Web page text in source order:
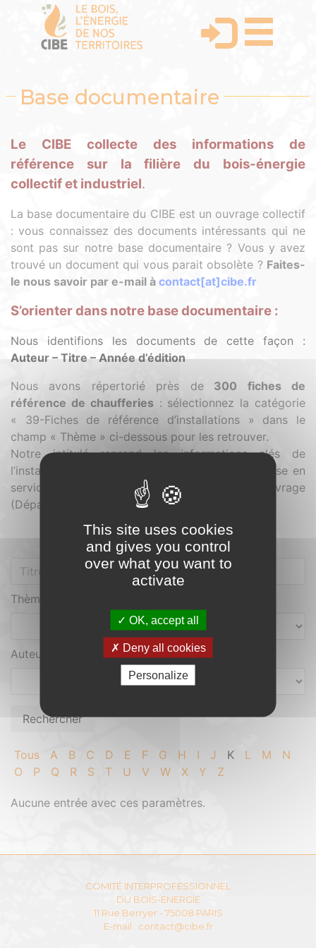
Base documentaire
Le CIBE collecte des informations de
référence sur la filière du bois-énergie
collectif et industriel.
La base documentaire du CIBE est un ouvrage collectif
: vous connaissez des documents intéressants qui ne
sont pas sur notre base documentaire ? Vous y avez
trouvé un document qui vous parait obsolète ? Faites-
le nous savoir par e-mail à contact[at]cibe.fr
S’orienter dans notre base documentaire :
Nous identifions les documents de cette façon :
Auteur – Titre – Année d’édition
Nous avons répertorié près de300 fiches de
référence de chaufferies : sélectionnez la catégorie
« 39-Fiches de référence d’installations » dans le
champ « Thème » ci-dessous pour les retrouver.
Notre intitulé reprend les informations clés de
l’installation présentée : « FICHE – Année de mise en
service – Puissance – Maître d’ouvrage
(Département) »
Thème
Auteur
Tous A B C D E F G H I J K L M
N
O
P Q R S T U V W X Y Z
Aucune entrée avec ces paramètres.
COMITÉ INTERPROFESSIONNEL
DU BOIS-ENERGIE
11 Rue Berryer - 75008 PARIS
E-mail : contact@cibe.fr
This site uses cookies
and gives you control
over what you want to
activate
OK, accept all
Deny all cookies
Personalize